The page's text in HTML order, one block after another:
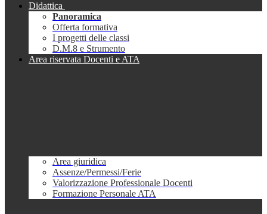
Didattica
Panoramica
Offerta formativa
I progetti delle classi
D.M.8 e Strumento
Area riservata Docenti e ATA
Area giuridica
Assenze/Permessi/Ferie
Valorizzazione Professionale Docenti
Formazione Personale ATA